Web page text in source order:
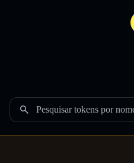
Pesquisar tokens por